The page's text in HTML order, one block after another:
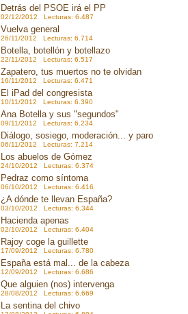
Detrás del PSOE irá el PP
02/12/2012 Lecturas: 6.487
Vuelva general
26/11/2012 Lecturas: 6.714
Botella, botellón y botellazo
22/11/2012 Lecturas: 6.517
Zapatero, tus muertos no te olvidan
16/11/2012 Lecturas: 6.471
El iPad del congresista
10/11/2012 Lecturas: 6.390
Ana Botella y sus "segundos"
09/11/2012 Lecturas: 6.234
Diálogo, sosiego, moderación... y paro
06/11/2012 Lecturas: 7.214
Los abuelos de Gómez
24/10/2012 Lecturas: 6.374
Pedraz como síntoma
06/10/2012 Lecturas: 6.416
¿A dónde te llevan España?
03/10/2012 Lecturas: 6.344
Hacienda apenas
02/10/2012 Lecturas: 6.404
Rajoy coge la guillette
17/09/2012 Lecturas: 6.780
España está mal... de la cabeza
12/09/2012 Lecturas: 6.686
Que alguien (nos) intervenga
28/08/2012 Lecturas: 6.669
La sentina del chivo